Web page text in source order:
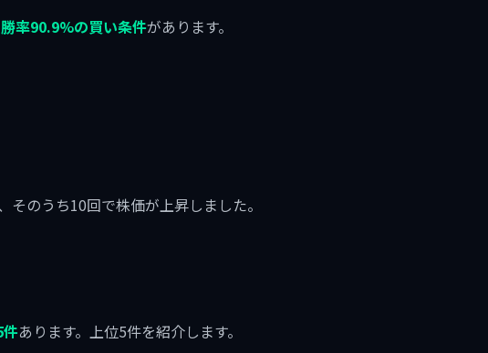
勝率90.9%の買い条件があります。
のうち10回で株価が上昇しました。
あります。上位5件を紹介します。